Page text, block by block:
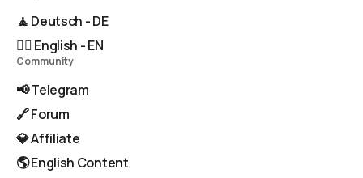
🧘 Deutsch - DE
🧘‍♂️ English - EN
Community
📢 Telegram
🔗 Forum
💎 Affiliate
🌎 English Content